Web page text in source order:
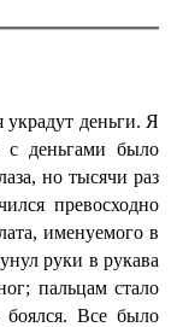
украдут деньги. Я
с деньгами было
но тысячи раз
превосходно
именуемого в
руки в рукава
пальцам стало
боялся. Все было